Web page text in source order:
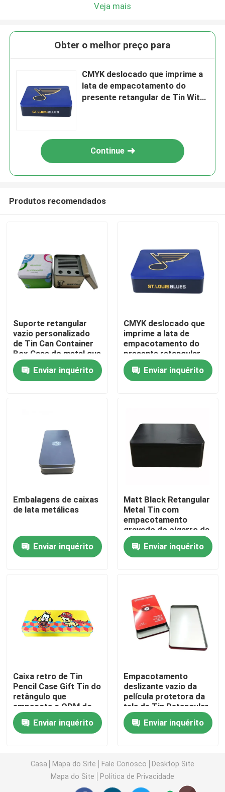
Para casa
Vídeos
Sobre nós
Controle de qualidade
Contacte-nos
Solicite um orçamento
Chocolate Tin Box
Transportador de chá Tin
Lata do café do metal
Latas para armazenamento de alimentos
Veja mais
Obter o melhor preço para
CMYK deslocado que imprime a
lata de empacotamento do
presente retangular de Tin With
Continue
Produtos recomendados
Suporte retangular
vazio personalizado
de Tin Can Container
Box Case do metal que
empacota com tampa
Enviar inquérito
CMYK deslocado que
imprime a lata de
empacotamento do
presente retangular
de Tin With Hinged Lid
Promotion do metal
Enviar inquérito
Embalagens de caixas
de lata metálicas
Enviar inquérito
Matt Black Retangular
Metal Tin com
empacotamento
gravado do cigarro da
tampa
Enviar inquérito
Caixa retro de Tin
Pencil Case Gift Tin do
retângulo que
empacota o ODM do
OEM
Enviar inquérito
Empacotamento
deslizante vazio da
película protetora da
tela de Tin Retangular
Tin Box For
Enviar inquérito
Casa Mapa do Site Fale Conosco
Desktop Site
Mapa do Site
Política de Privacidade